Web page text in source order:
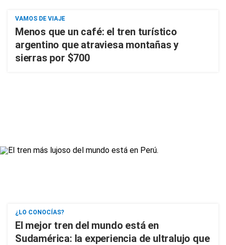
VAMOS DE VIAJE
Menos que un café: el tren turístico
argentino que atraviesa montañas y
sierras por $700
¿LO CONOCÍAS?
El mejor tren del mundo está en
Sudamérica: la experiencia de ultralujo que